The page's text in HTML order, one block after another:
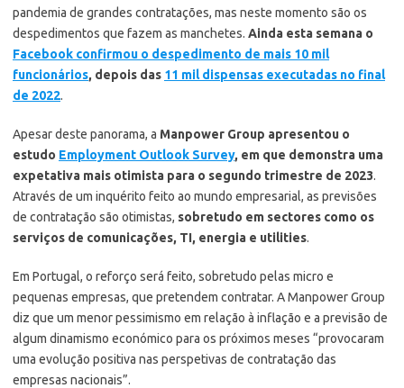
pandemia de grandes contratações, mas neste momento são os
despedimentos que fazem as manchetes. Ainda esta semana o
Facebook confirmou o despedimento de mais 10 mil
funcionários, depois das 11 mil dispensas executadas no final
de 2022.
Apesar deste panorama, a Manpower Group apresentou o
estudo Employment Outlook Survey, em que demonstra uma
expetativa mais otimista para o segundo trimestre de 2023.
Através de um inquérito feito ao mundo empresarial, as previsões
de contratação são otimistas, sobretudo em sectores como os
serviços de comunicações, TI, energia e utilities.
Em Portugal, o reforço será feito, sobretudo pelas micro e
pequenas empresas, que pretendem contratar. A Manpower Group
diz que um menor pessimismo em relação à inflação e a previsão de
algum dinamismo económico para os próximos meses “provocaram
uma evolução positiva nas perspetivas de contratação das
empresas nacionais”.